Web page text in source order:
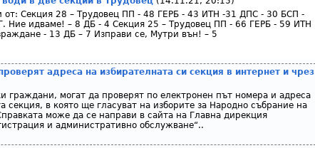
от: Секция 28 – Трудовец ПП - 48 ГЕРБ - 43 ИТН -31 ДПС - 30 БСП -
Ние идваме! – 8 ДБ - 4 Секция 25 – Трудовец ПП - 66 ГЕРБ - 59 ИТН
- 13 ДБ – 7 Изправи се, Мутри вън! – 5
адреса на избирателната си секция в интернет и чрез
граждани, могат да проверят по електронен път номера и адреса
секция, в която ще гласуват на изборите за Народно събрание на
може да се направи в сайта на Главна дирекция
и административно обслужване“..